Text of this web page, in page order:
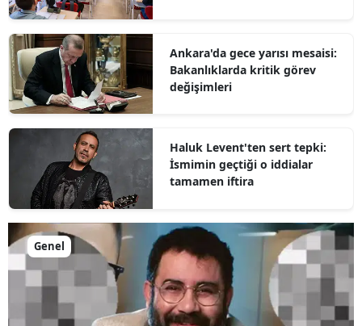
Ankara'da gece yarısı mesaisi:
Bakanlıklarda kritik görev
değişimleri
Haluk Levent'ten sert tepki:
İsmimin geçtiği o iddialar
tamamen iftira
Genel